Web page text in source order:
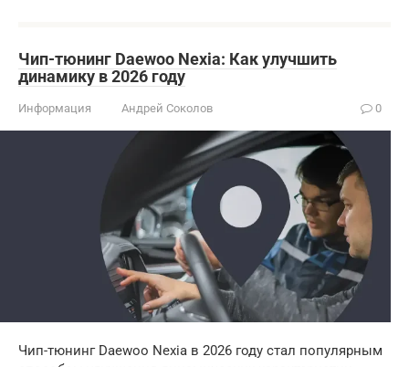
Чип-тюнинг Daewoo Nexia: Как улучшить
динамику в 2026 году
Информация Андрей Соколов 0
Чип-тюнинг Daewoo Nexia в 2026 году стал популярным